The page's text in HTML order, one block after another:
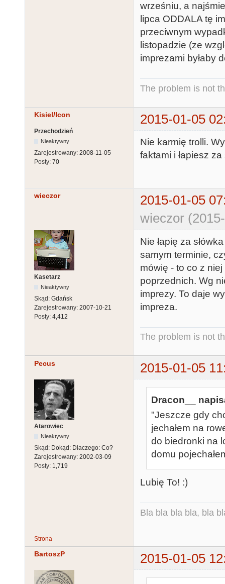
wrześniu, a
lipca ODDALA tę
przeciwnym
listopadzie (ze
imprezami byłaby
The problem is not
Kisiel/Icon 2015-01-05
Przechodzień
Nieaktywny
Zarejestrowany: 2008-11-05
Posty: 70
Nie karmię trolli.
faktami i łapiesz
wieczor
2015-01-05
wieczor
Kasetarz
Nieaktywny
Skąd: Gdańsk
Zarejestrowany: 2007-10-21
Posty: 4,412
Nie łapię za
samym terminie,
mówię - to co z
poprzednich. Wg
imprezy. To daje
impreza.
The problem is not
Pecus 2015-01-05
Atarowiec
Nieaktywny
Skąd: Dokąd: Dlaczego: Co?
Zarejestrowany: 2002-03-09
Posty: 1,719
Dracon__
"Jeszcze gdy
jechałem na
do biedronki na
domu
Lubię To! :)
Bla bla bla bla, bla
Strona
BartoszP 2015-01-05